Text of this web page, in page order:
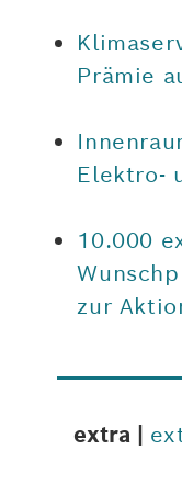
Prämie
Elektro-
10.000
zur
extra |